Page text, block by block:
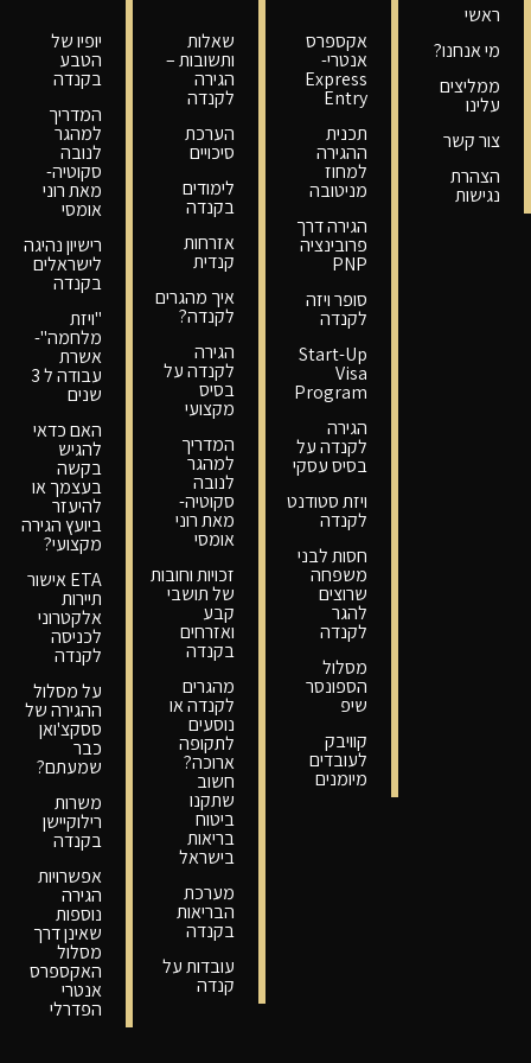
ראשי
מי אנחנו?
ממליצים
עלינו
צור קשר
הצהרת
נגישות
אקספרס
אנטרי-
Express
Entry
תכנית
ההגירה
למחוז
מניטובה
הגירה דרך
פרובינציה
PNP
סופר ויזה
לקנדה
Start-Up
Visa
Program
הגירה
לקנדה על
בסיס עסקי
ויזת סטודנט
לקנדה
חסות לבני
משפחה
שרוצים
להגר
לקנדה
מסלול
הספונסר
שיפ
קוויבק
לעובדים
מיומנים
שאלות
ותשובות –
הגירה
לקנדה
הערכת
סיכויים
לימודים
בקנדה
אזרחות
קנדית
איך מהגרים
לקנדה?
הגירה
לקנדה על
בסיס
מקצועי
המדריך
למהגר
לנובה
סקוטיה-
מאת רוני
אומסי
זכויות וחובות
של תושבי
קבע
ואזרחים
בקנדה
מהגרים
לקנדה או
נוסעים
לתקופה
ארוכה?
חשוב
שתקנו
ביטוח
בריאות
בישראל
מערכת
הבריאות
בקנדה
עובדות על
קנדה
יופיו של
הטבע
בקנדה
המדריך
למהגר
לנובה
סקוטיה-
מאת רוני
אומסי
רישיון נהיגה
לישראלים
בקנדה
"ויזת
מלחמה"-
אשרת
עבודה ל 3
שנים
האם כדאי
להגיש
בקשה
בעצמך או
להיעזר
ביועץ הגירה
מקצועי?
ETA אישור
תיירות
אלקטרוני
לכניסה
לקנדה
על מסלול
ההגירה של
ססקצ'ואן
כבר
שמעתם?
משרות
רילוקיישן
בקנדה
אפשרויות
הגירה
נוספות
שאינן דרך
מסלול
האקספרס
אנטרי
הפדרלי